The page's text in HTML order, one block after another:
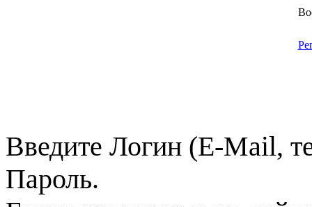
Введите Логин (E-Mail,
Пароль.